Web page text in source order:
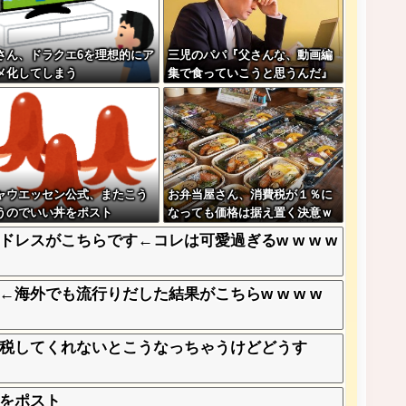
ん、ドラクエ6を理想的にア
化してしまう
三児のパパ『父さんな、動画編
集で食っていこうと思うんだ』
→結果
ウエッセン公式、またこう
のでいい丼をポスト
お弁当屋さん、消費税が１％に
なっても価格は据え置く決意ｗ
ｗｗｗｗｗ
レスがこちらです←コレは可愛過ぎるw w w w
海外でも流行りだした結果がこちらw w w w
してくれないとこうなっちゃうけどどうす
ポスト